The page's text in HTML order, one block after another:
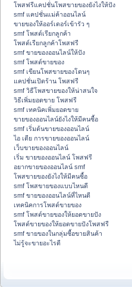
โพสฟรีแคปชั่นโพสขายของยังไงให้ปัง
smf แคปชั่นแม่ค้าออนไลน์
ขายของให้ออร์เดอร์เข้ารัว ๆ
smf โพสต์เรียกลูกค้า
โพสต์เรียกลูกค้าโพสฟรี
smf ขายของออนไลน์ให้ปัง
smf โพสต์ขายของ
smf เขียนโพสขายของโดนๆ
แคปชั่นเปิดร้าน โพสฟรี
smf วิธีโพสขายของให้น่าสนใจ
วิธีเพิ่มยอดขาย โพสฟรี
smf เทคนิคเพิ่มยอดขาย
ขายของออนไลน์ยังไงให้มีคนซื้อ
smf เริ่มต้นขายของออนไลน์
ไอ เดีย การขายของออนไลน์
เว็บขายของออนไลน์
เริ่ม ขายของออนไลน์ โพสฟรี
อยากขายของออนไลน์ smf
โพสขายของยังไงให้มีคนซื้อ
smf โพสขายของแบบไหนดี
smf ขายของออนไลน์ที่ไหนดี
เทคนิคการโพสต์ขายของ
smf โพสต์ขายของให้ยอดขายปัง
โพสต์ขายของให้ยอดขายปังโพสฟรี
smf ขายของในกลุ่มซื้อขายสินค้า
ไม่รู้จะขายอะไรดี